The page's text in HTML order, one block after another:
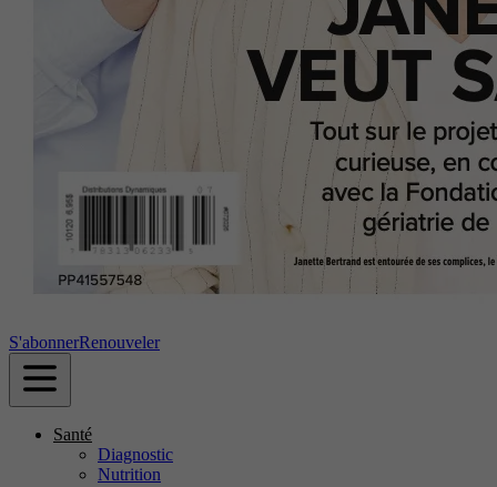
S'abonnerRenouveler
Santé
Diagnostic
Nutrition